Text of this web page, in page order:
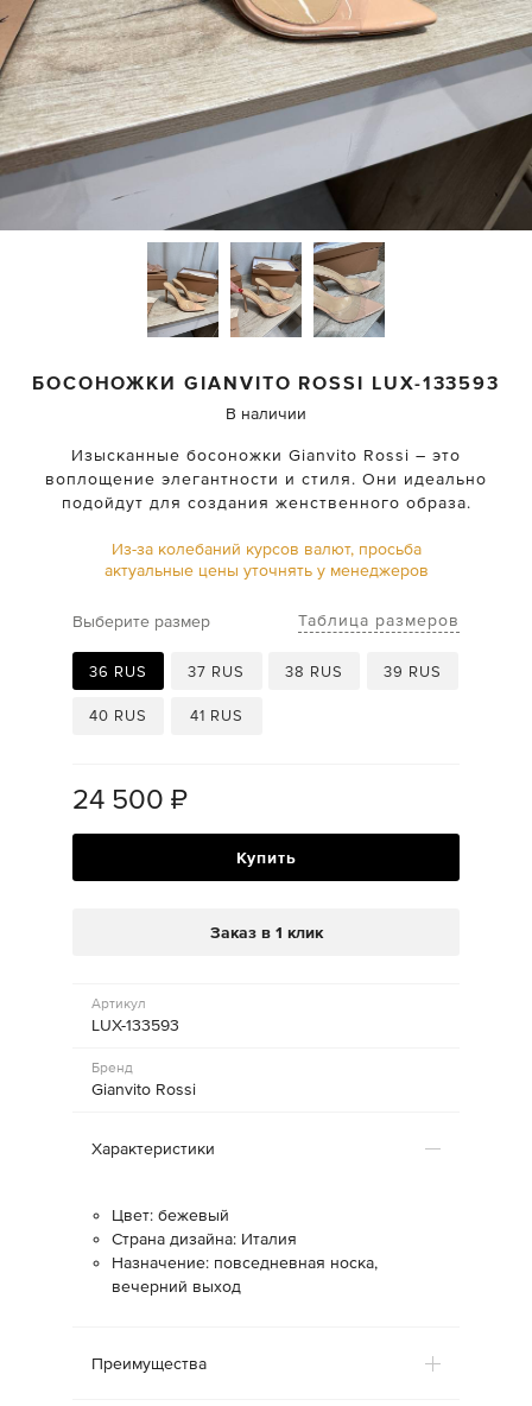
БОСОНОЖКИGIANVITO ROSSI LUX-133593
В наличии
Изысканные босоножки Gianvito Rossi – это
воплощение элегантности и стиля. Они идеально
подойдут для создания женственного образа.
Из-за колебаний курсов валют, просьба
актуальные цены уточнять у менеджеров
Выберите размер Таблица размеров
36 RUS 37 RUS 38 RUS 39 RUS
40 RUS 41 RUS
24 500 ₽
Купить
Заказ в 1 клик
Артикул
LUX-133593
Бренд
Gianvito Rossi
Характеристики
Цвет: бежевый
Страна дизайна: Италия
Назначение: повседневная носка,
вечерний выход
Преимущества